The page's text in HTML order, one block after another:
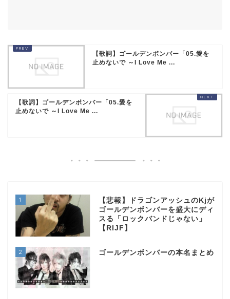
【歌詞】ゴールデンボンバー「05.愛を
止めないで ～I Love Me ...
【歌詞】ゴールデンボンバー「05.愛を
止めないで ～I Love Me ...
1
【悲報】ドラゴンアッシュのKjが
ゴールデンボンバーを盛大にディ
スる「ロックバンドじゃない」
【RIJF】
2 ゴールデンボンバーの本名まとめ